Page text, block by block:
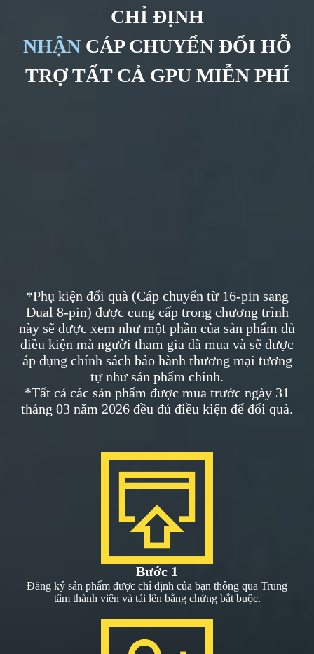
CHỈ ĐỊNH
NHẬNCÁP CHUYỂN ĐỔI HỖ
TRỢ TẤT CẢ GPU MIỄN PHÍ
*Phụ kiện đổi quà (Cáp chuyển từ 16-pin sang
Dual 8-pin) được cung cấp trong chương trình
này sẽ được xem như một phần của sản phẩm đủ
điều kiện mà người tham gia đã mua và sẽ được
áp dụng chính sách bảo hành thương mại tương
tự như sản phẩm chính.
*Tất cả các sản phẩm được mua trước ngày 31
tháng 03 năm 2026 đều đủ điều kiện để đổi quà.
Bước 1
Đăng ký sản phẩm được chỉ định của bạn thông qua Trung
tâm thành viên và tải lên bằng chứng bắt buộc.